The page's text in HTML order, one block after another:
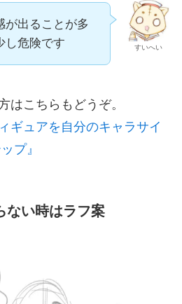
すいへい
が出ることが多
し危険です
はこちらもどうぞ。
ギュアを自分のキャラサイ
プ』
い時はラフ案